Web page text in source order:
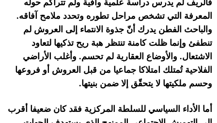
فالريف لم يدرس دراسة علمية وافية ولم تتراكم حوله
المعرفة التي تشخص مراحل تطوره وتحدد ملامح آفاقه.
والباحث الفطن يدرك أنّ جذوة الانتماء إلى العروش لم
تنطفئ وإنما ظلت كامنة تنتظر هبة ريح تذكيها لتعاود
الاشتعال. والأوضاع العقارية لم تحسم. وأغلب الأراضي
الفلاحية تُمتلك امتلاكا جماعيا من قبل العروش أو فروعها
وحسم ملكيتها لا يتحقّق إلا ضمن بنيتها.
أما الأداء السياسي للسلطة المركزية فقد كان ضعيفا أقرب